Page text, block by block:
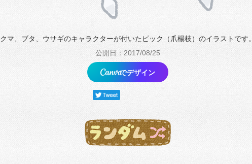
クマ、ブタ、ウサギのキャラクターが付いたピック（爪楊枝）のイラストです。
公開日：2017/08/25
でデザイン